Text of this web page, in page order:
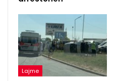
Lajme